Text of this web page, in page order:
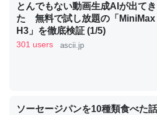
昆虫ってカルシウム少ないのか。
コオロギのカルシウム分はエビの
─ニュース :: 【研究発表】昆虫学の大問
とんでもない動画生成AIが出てき
た 無料で試し放題の「MiniMax
H3」を徹底検証 (1/5)
301 users ascii.jp
ソーセージパンを10種類食べた話